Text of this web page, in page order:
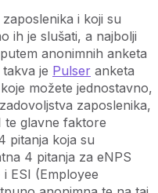
i koji su
ih je slušati, a najbolji
anonimnih anketa
je Pulser anketa
možete jednostavno,
zaposlenika,
te glavne faktore
pitanja koja su
4 pitanja za eNPS
ESI (Employee